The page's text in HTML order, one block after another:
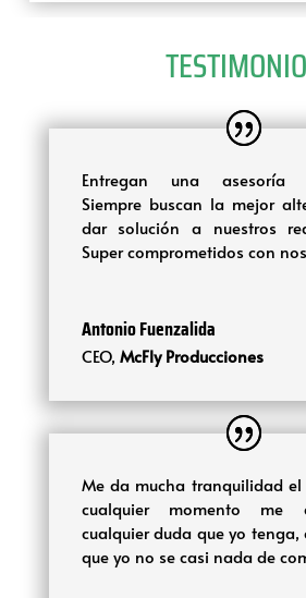
Entregan una asesoría
Siempre buscan la mejor
dar solución a nuestros
Super comprometidos con
Antonio Fuenzalida
CEO, McFly Producciones
Me da mucha tranquilidad el
cualquier momento me
cualquier duda que yo tenga,
que yo no se casi nada de